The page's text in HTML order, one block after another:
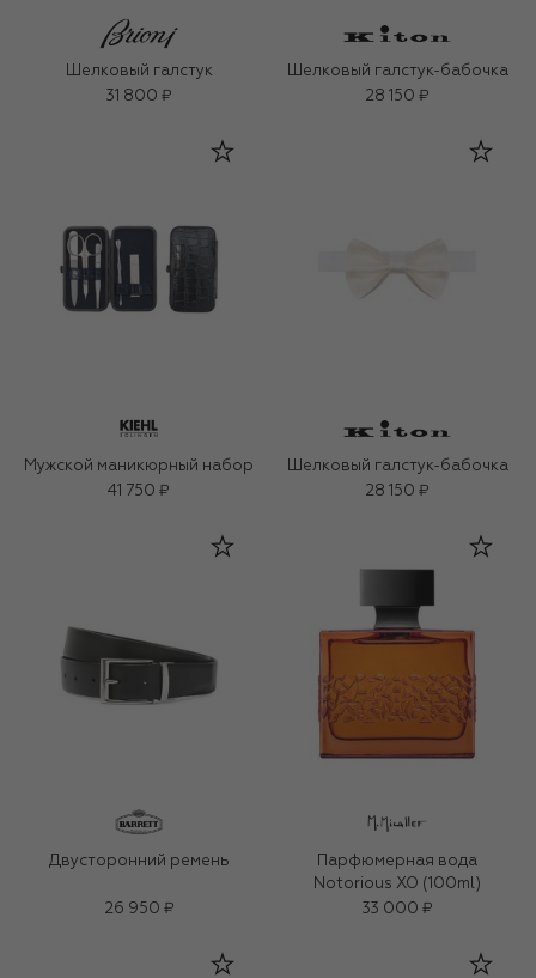
Шелковый галстук
31 800 ₽
Шелковый галстук-бабочка
28 150 ₽
Мужской маникюрный набор
41 750 ₽
Шелковый галстук-бабочка
28 150 ₽
Двусторонний ремень
26 950 ₽
Парфюмерная вода
Notorious XO (100ml)
33 000 ₽